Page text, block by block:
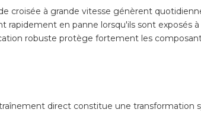
croisée à grande vitesse génèrent
en panne lorsqu'ils sont exposés
robuste protège fortement les
direct constitue une